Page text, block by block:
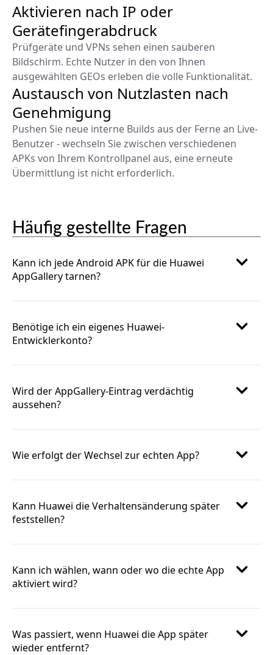
Aktivieren nach IP oder
Gerätefingerabdruck
Prüfgeräte und VPNs sehen einen sauberen
Bildschirm. Echte Nutzer in den von Ihnen
ausgewählten GEOs erleben die volle Funktionalität.
Austausch von Nutzlasten nach
Genehmigung
Pushen Sie neue interne Builds aus der Ferne an Live-
Benutzer - wechseln Sie zwischen verschiedenen
APKs von Ihrem Kontrollpanel aus, eine erneute
Übermittlung ist nicht erforderlich.
Häufig gestellte Fragen
Kann ich jede Android APK für die Huawei
AppGallery tarnen?
Benötige ich ein eigenes Huawei-
Entwicklerkonto?
Wird der AppGallery-Eintrag verdächtig
aussehen?
Wie erfolgt der Wechsel zur echten App?
Kann Huawei die Verhaltensänderung später
feststellen?
Kann ich wählen, wann oder wo die echte App
aktiviert wird?
Was passiert, wenn Huawei die App später
wieder entfernt?